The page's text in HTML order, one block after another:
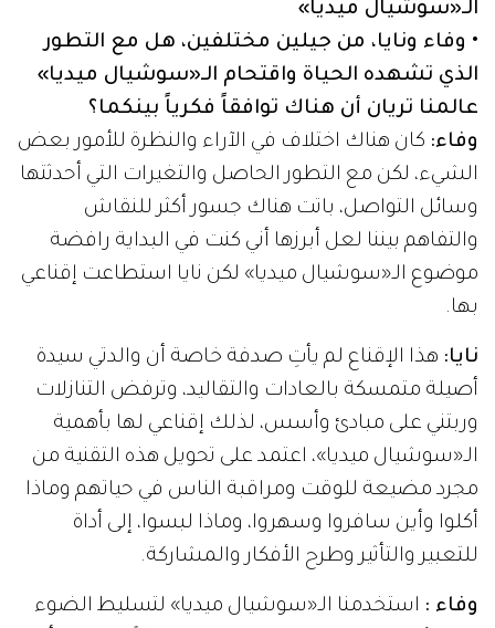
الـ«سوشيال ميديا»
• وفاء ونايا، من جيلين مختلفين، هل مع التطور
الذي تشهده الحياة واقتحام الـ«سوشيال ميديا»
عالمنا تريان أن هناك توافقاً فكرياً بينكما؟
وفاء: كان هناك اختلاف في الآراء والنظرة للأمور بعض
الشيء، لكن مع التطور الحاصل والتغيرات التي أحدثتها
وسائل التواصل، باتت هناك جسور أكثر للنقاش
والتفاهم بيننا لعل أبرزها أني كنت في البداية رافضة
موضوع الـ«سوشيال ميديا» لكن نايا استطاعت إقناعي
بها.
نايا: هذا الإقناع لم يأتِ صدفة خاصة أن والدتي سيدة
أصيلة متمسكة بالعادات والتقاليد، وترفض التنازلات
وربتني على مبادئ وأسس، لذلك إقناعي لها بأهمية
الـ«سوشيال ميديا»، اعتمد على تحويل هذه التقنية من
مجرد مضيعة للوقت ومراقبة الناس في حياتهم وماذا
أكلوا وأين سافروا وسهروا، وماذا لبسوا، إلى أداة
للتعبير والتأثير وطرح الأفكار والمشاركة.
وفاء : استخدمنا الـ«سوشيال ميديا» لتسليط الضوء